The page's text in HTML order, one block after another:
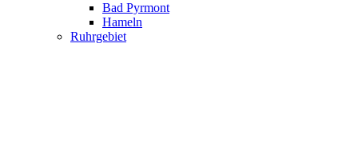
Bad Pyrmont
Hameln
Ruhrgebiet